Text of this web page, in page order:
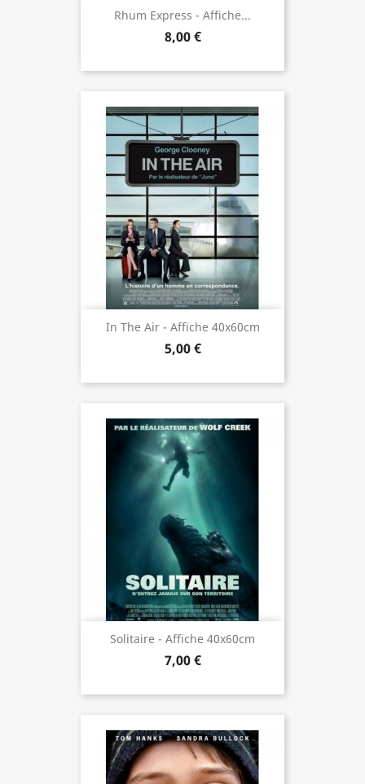
Rhum Express - Affiche...
8,00 €
In The Air - Affiche 40x60cm
5,00 €
Solitaire - Affiche 40x60cm
7,00 €